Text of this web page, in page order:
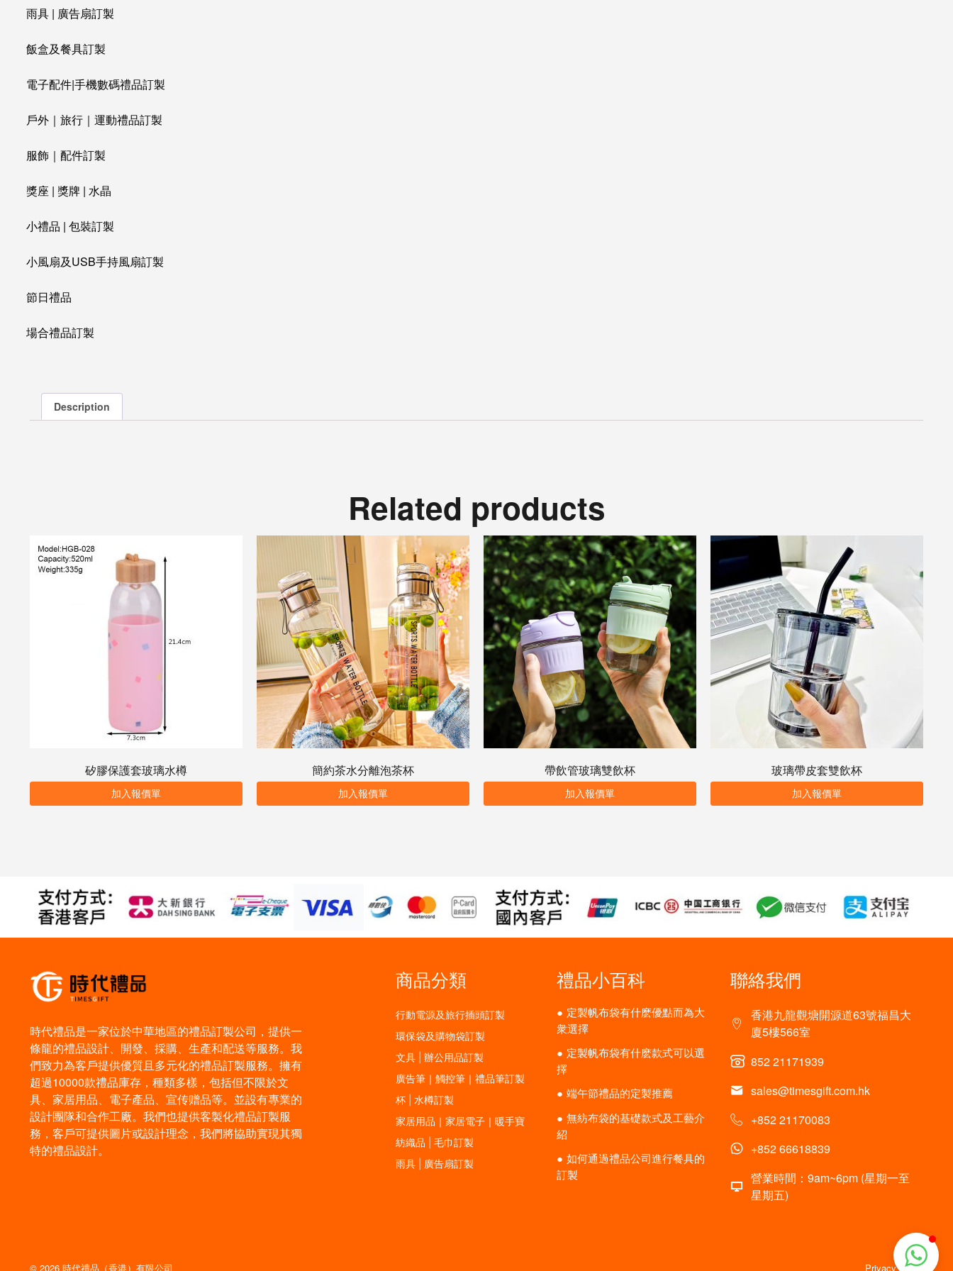
雨具 | 廣告扇訂製
飯盒及餐具訂製
電子配件|手機數碼禮品訂製
戶外｜旅行｜運動禮品訂製
服飾｜配件訂製
獎座 | 獎牌 | 水晶
小禮品 | 包裝訂製
小風扇及USB手持風扇訂製
節日禮品
場合禮品訂製
Description
Related products
矽膠保護套玻璃水樽
加入報價單
簡約茶水分離泡茶杯
加入報價單
帶飲管玻璃雙飲杯
加入報價單
玻璃帶皮套雙飲杯
加入報價單
時代禮品是一家位於中華地區的禮品訂製公司，提供一
條龍的禮品設計、開發、採購、生產和配送等服務。我
們致力為客戶提供優質且多元化的禮品訂製服務。擁有
超過10000款禮品庫存，種類多樣，包括但不限於文
具、家居用品、電子產品、宣传赠品等。並設有專業的
設計團隊和合作工廠。我們也提供客製化禮品訂製服
務，客戶可提供圖片或設計理念，我們將協助實現其獨
特的禮品設計。
商品分類
行動電源及旅行插頭訂製
環保袋及購物袋訂製
文具 | 辦公用品訂製
廣告筆｜觸控筆｜禮品筆訂製
杯 | 水樽訂製
家居用品｜家居電子｜暖手寶
紡織品 | 毛巾訂製
雨具 | 廣告扇訂製
禮品小百科
定製帆布袋有什麽優點而為大
衆選擇
定製帆布袋有什麽款式可以選
擇
端午節禮品的定製推薦
無紡布袋的基礎款式及工藝介
紹
如何通過禮品公司進行餐具的
訂製
聯絡我們
香港九龍觀塘開源道63號福昌大
廈5樓566室
852 21171939
sales@timesgift.com.hk
+852 21170083
+852 66618839
營業時間：9am~6pm (星期一至
星期五)
© 2026 時代禮品（香港）有限公司 Privacy policy